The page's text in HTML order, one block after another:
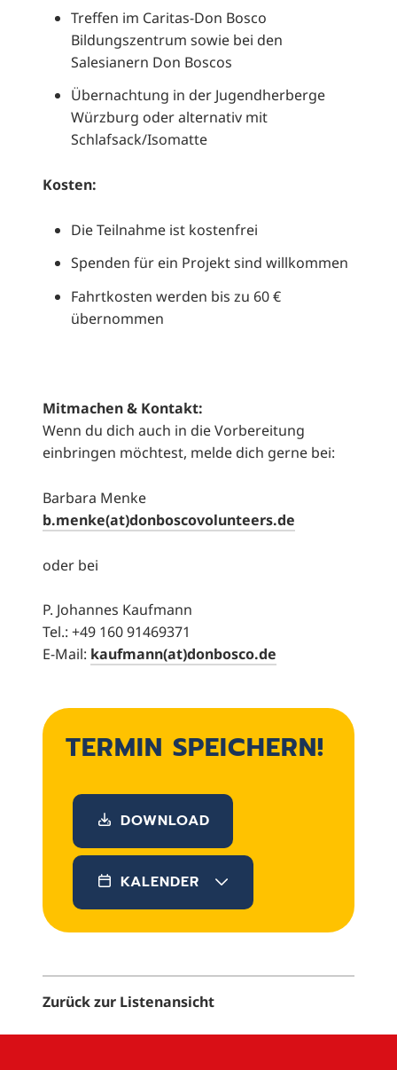
Treffen im Caritas-Don Bosco
Bildungszentrum sowie bei den
Salesianern Don Boscos
Übernachtung in der Jugendherberge
Würzburg oder alternativ mit
Schlafsack/Isomatte
Kosten:
Die Teilnahme ist kostenfrei
Spenden für ein Projekt sind willkommen
Fahrtkosten werden bis zu 60 €
übernommen
Mitmachen & Kontakt:
Wenn du dich auch in die Vorbereitung
einbringen möchtest, melde dich gerne bei:
Barbara Menke
b.menke(at)donboscovolunteers.de
oder bei
P. Johannes Kaufmann
Tel.: +49 160 91469371
E-Mail: kaufmann(at)donbosco.de
TERMIN SPEICHERN!
DOWNLOAD
KALENDER
Zurück zur Listenansicht